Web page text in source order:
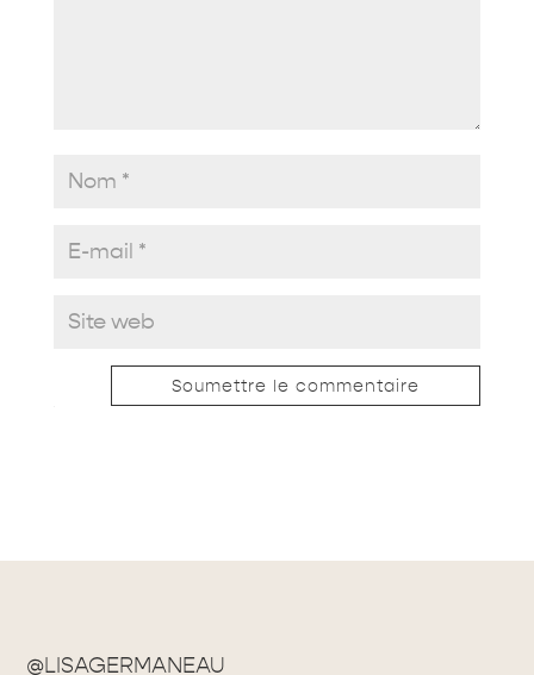
Soumettre le commentaire
@LISAGERMANEAU